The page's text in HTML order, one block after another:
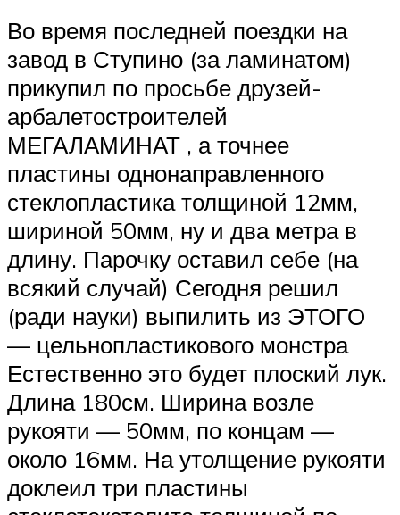
Во время последней поездки на
завод в Ступино (за ламинатом)
прикупил по просьбе друзей-
арбалетостроителей
МЕГАЛАМИНАТ , а точнее
пластины однонаправленного
стеклопластика толщиной 12мм,
шириной 50мм, ну и два метра в
длину. Парочку оставил себе (на
всякий случай) Сегодня решил
(ради науки) выпилить из ЭТОГО
— цельнопластикового монстра
Естественно это будет плоский лук.
Длина 180см. Ширина возле
рукояти — 50мм, по концам —
около 16мм. На утолщение рукояти
доклеил три пластины